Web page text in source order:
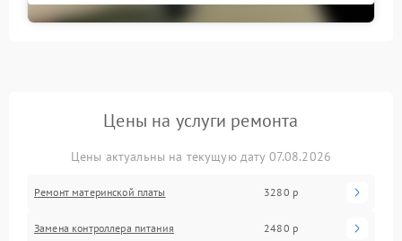
Цены на услуги ремонта
Цены актуальны на текущую дату 07.08.2026
Ремонт материнской платы 3280 р
Замена контроллера питания 2480 р